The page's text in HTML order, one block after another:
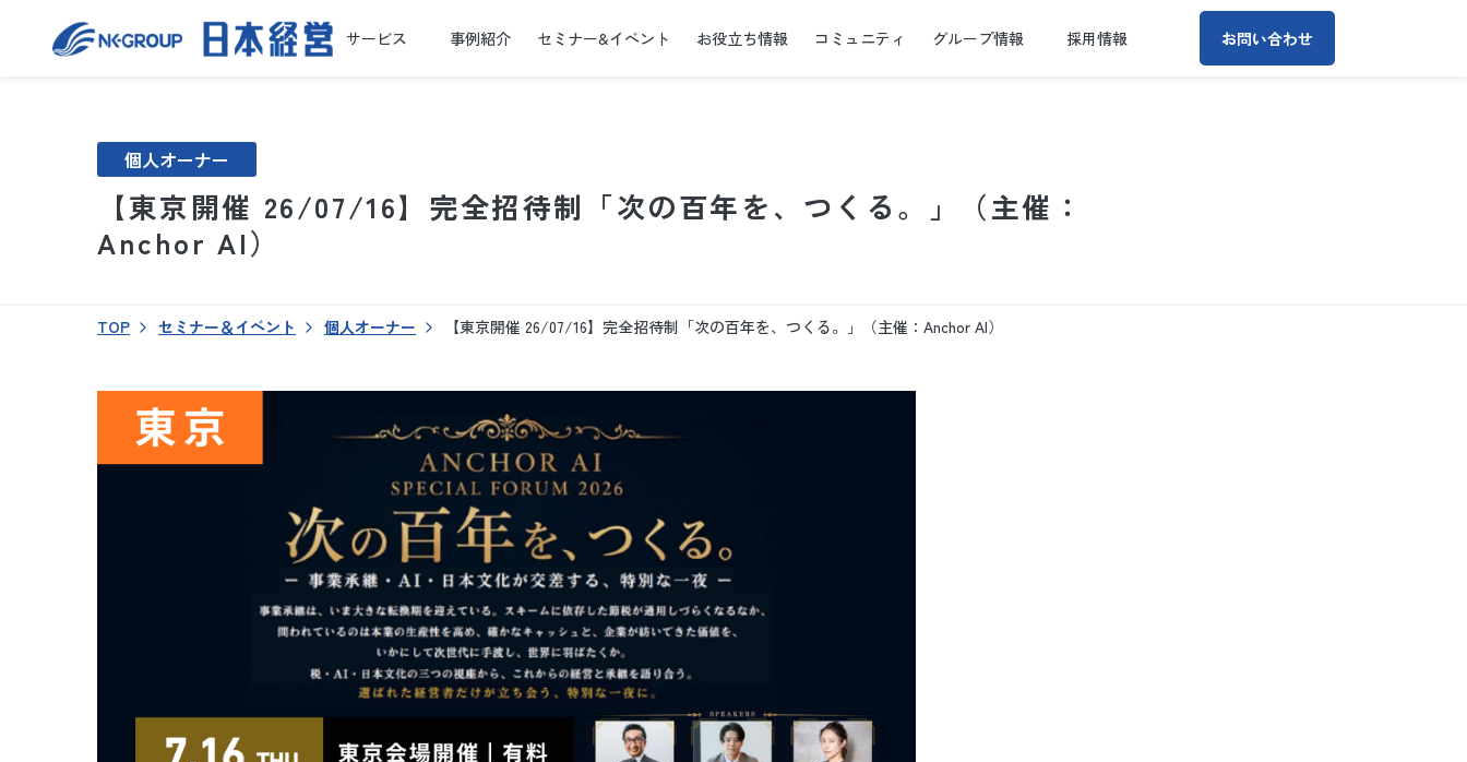
サービス 事例紹介 セミナー&イベント お役立ち情報 コミュニティ グループ情報 採用情報 お問い合わせ
個人オーナー
【東京開催 26/07/16】完全招待制「次の百年を、つくる。」（主催：
Anchor AI）
TOP セミナー＆イベント 個人オーナー 【東京開催 26/07/16】完全招待制「次の百年を、つくる。」（主催：Anchor AI）